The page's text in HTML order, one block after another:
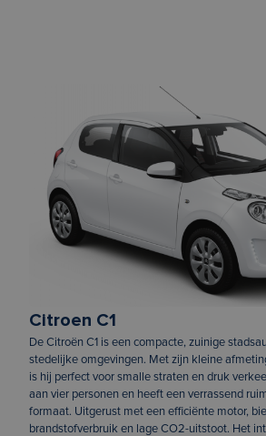
Citroen C1
De Citroën C1 is een compacte, zuinige
stedelijke omgevingen. Met zijn kleine
is hij perfect voor smalle straten en druk
aan vier personen en heeft een verrassend
formaat. Uitgerust met een efficiënte motor,
brandstofverbruik en lage CO2-uitstoot. Het